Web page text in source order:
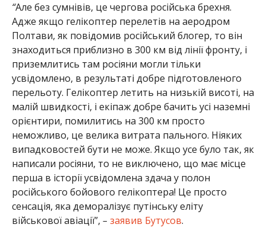
“Але без сумнівів, це чергова російська брехня.
Адже якщо гелікоптер перелетів на аеродром
Полтави, як повідомив російський блогер, то він
знаходиться приблизно в 300 км від лінії фронту, і
приземлитись там росіяни могли тільки
усвідомлено, в результаті добре підготовленого
перельоту. Гелікоптер летить на низькій висоті, на
малій швидкості, і екіпаж добре бачить усі наземні
орієнтири, помилитись на 300 км просто
неможливо, це велика витрата пального. Ніяких
випадковостей бути не може. Якщо усе було так, як
написали росіяни, то не виключено, що має місце
перша в історії усвідомлена здача у полон
російського бойового гелікоптера! Це просто
сенсація, яка деморалізує путінську еліту
військової авіації”, – заявив Бутусов.